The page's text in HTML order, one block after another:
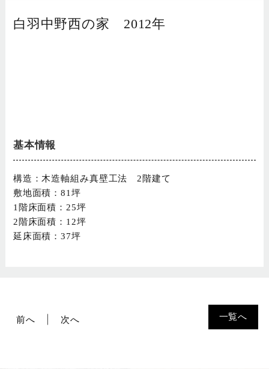
白羽中野西の家 2012年
基本情報
構造：木造軸組み真壁工法 2階建て
敷地面積：81坪
1階床面積：25坪
2階床面積：12坪
延床面積：37坪
一覧へ
前へ 次へ